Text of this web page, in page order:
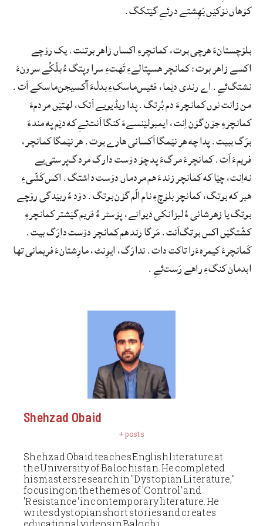
کۆهاں نۆکێں بَھِشتے درئےِ گێتکگ.
بلۆچستانءَ ھرچی بوت، کمانچرءِ اکساں زاھر بوتنت. یک رۆچے
اکسے زاھر بوت: کمانچر هسپتالےءِ تَھتءِ سرا وپتگ ءُ بلّکُے سرونءَ
نشتگ‌ئےِ. اے رندی دێما، فئیس‌ماسکءِ بدلءَ آکسیجن‌ماسکے اَت.
من زانت نوں کمانچرءَ دم بُرتگ. پدا ویڈیویے اَتک، لهتێں مردمءَ
کمانچرءِ جۆن گۆن اِنت، ایمبولێنسےءَ کنگا اَنت‌ئےِ که دێم په مندءَ
برَگ ببیت. پدا چه هر نێمگا اَکسانی هارے بوت. هر نێمگا کمانچر،
فریمءَ اَت. کمانچرءَ مرگءَ پد چۆ دۆست دارگ مردگ‌پرستی‌یے
نه‌اِنت، چێا که کمانچر زندءَ ھم مردماں دۆست داشتگ. اکس‌کَشّیءِ
هبر که بوتگ، کمانچر بلۆچءِ نام الّم گۆن بوتگ. دۆد ءُ ربێدگی رۆچے
بوتگ یا زهرشانی ءُ لبزانکی دیوانے، پۆسٹر ءُ فریم گێشتر کمانچرءِ
کشّتگێں اکس بوتگ‌اَنت. مَرگا رند هم کمانچر دۆست دارَگ بیت.
کَمانچرءَ کیمرهءَرا تاکت دات. ندارَگ، ایوِنٹ، مارِشتانءَ فریمانی تها
ابدمان کنگءِ راهے رَست‌ئےِ.
Shehzad Obaid
+ posts
Shehzad Obaid teaches English literature at
the University of Balochistan. He completed
his masters research in "Dystopian Literature,"
focusing on the themes of 'Control' and
'Resistance' in contemporary literature. He
writes dystopian short stories and creates